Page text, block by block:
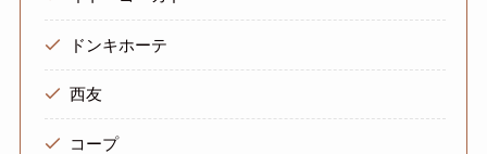
ドンキホーテ
西友
コープ